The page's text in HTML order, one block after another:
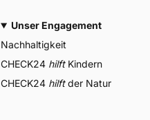
Unser Engagement
Nachhaltigkeit
CHECK24 hilftKindern
CHECK24 hilftder Natur